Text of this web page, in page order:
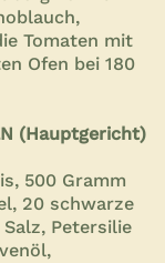
Tomaten mit
Ofen bei 180
(Hauptgericht)
500 Gramm
20 schwarze
Petersilie